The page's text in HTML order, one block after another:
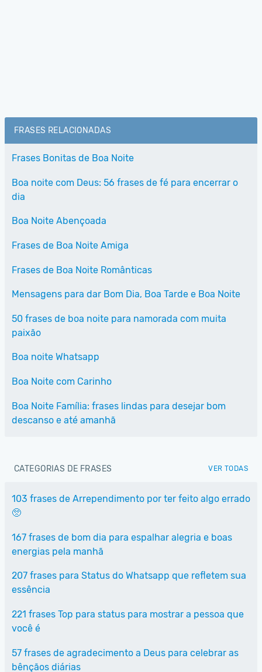
FRASES RELACIONADAS
Frases Bonitas de Boa Noite
Boa noite com Deus: 56 frases de fé para encerrar o
dia
Boa Noite Abençoada
Frases de Boa Noite Amiga
Frases de Boa Noite Românticas
Mensagens para dar Bom Dia, Boa Tarde e Boa Noite
50 frases de boa noite para namorada com muita
paixão
Boa noite Whatsapp
Boa Noite com Carinho
Boa Noite Família: frases lindas para desejar bom
descanso e até amanhã
CATEGORIAS DE FRASES VER TODAS
103 frases de Arrependimento por ter feito algo errado
🥺
167 frases de bom dia para espalhar alegria e boas
energias pela manhã
207 frases para Status do Whatsapp que refletem sua
essência
221 frases Top para status para mostrar a pessoa que
você é
57 frases de agradecimento a Deus para celebrar as
bênçãos diárias